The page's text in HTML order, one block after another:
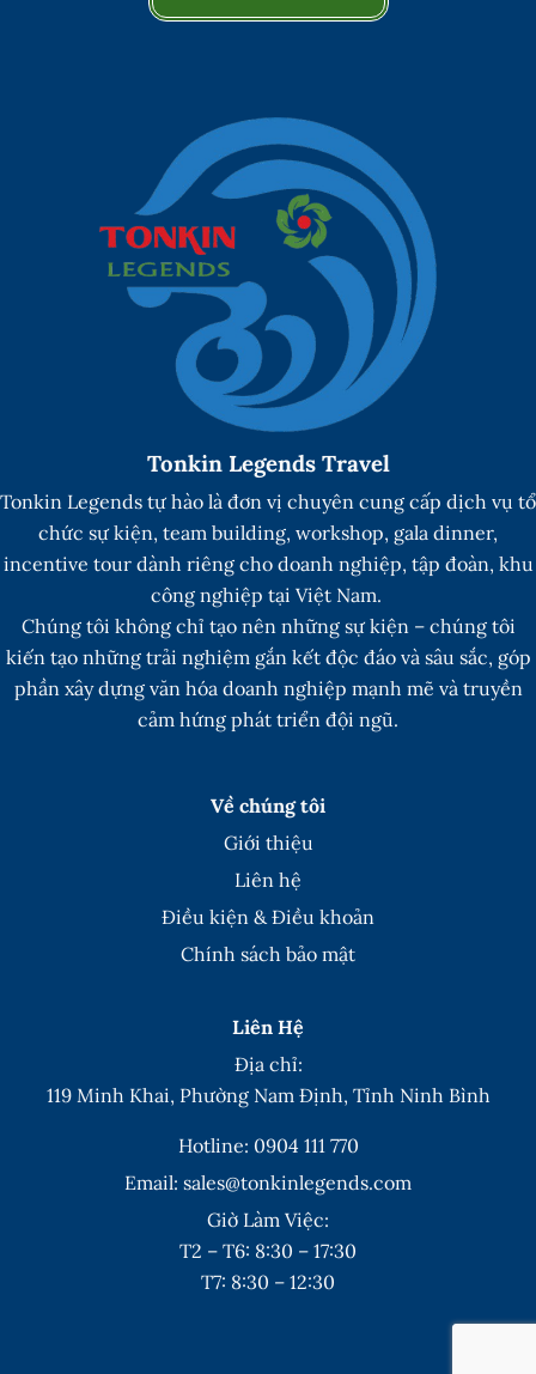
Tonkin Legends Travel
Tonkin Legends tự hào là đơn vị chuyên cung cấp dịch vụ tổ
chức sự kiện, team building, workshop, gala dinner,
incentive tour dành riêng cho doanh nghiệp, tập đoàn, khu
công nghiệp tại Việt Nam.
Chúng tôi không chỉ tạo nên những sự kiện – chúng tôi
kiến tạo những trải nghiệm gắn kết độc đáo và sâu sắc, góp
phần xây dựng văn hóa doanh nghiệp mạnh mẽ và truyền
cảm hứng phát triển đội ngũ.
Về chúng tôi
Giới thiệu
Liên hệ
Điều kiện & Điều khoản
Chính sách bảo mật
Liên Hệ
Địa chỉ:
119 Minh Khai, Phường Nam Định, Tỉnh Ninh Bình
Hotline: 0904 111 770
Email: sales@tonkinlegends.com
Giờ Làm Việc:
T2 – T6: 8:30 – 17:30
T7: 8:30 – 12:30